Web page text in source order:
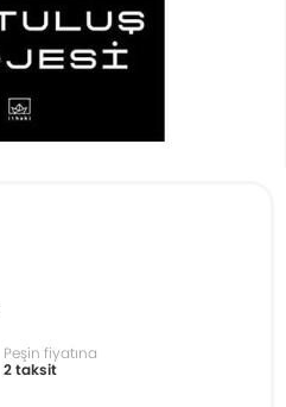
Peşin fiyatına
2 taksit